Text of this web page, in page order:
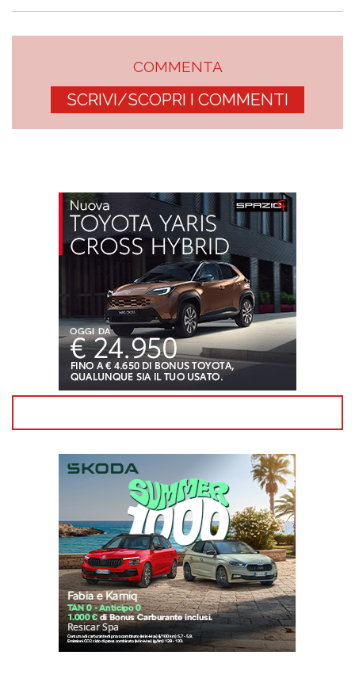
COMMENTA
SCRIVI/SCOPRI I COMMENTI